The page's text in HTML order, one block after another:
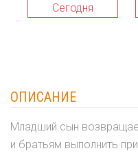
Сегодня
ОПИСАНИЕ
Младший сын
и братьям выполнить